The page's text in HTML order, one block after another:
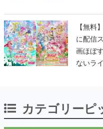
【無料
に配信
画ほぼ
ないラ
カテゴリーピ